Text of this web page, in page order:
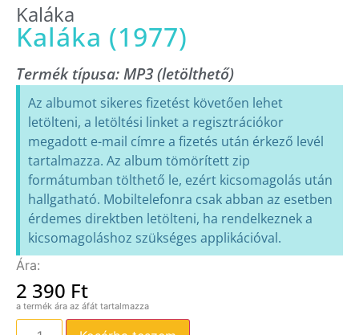
Kaláka
Kaláka (1977)
Termék típusa:MP3 (letölthető)
Az albumot sikeres fizetést követően lehet
letölteni, a letöltési linket a regisztrációkor
megadott e-mail címre a fizetés után érkező levél
tartalmazza. Az album tömörített zip
formátumban tölthető le, ezért kicsomagolás után
hallgatható. Mobiltelefonra csak abban az esetben
érdemes direktben letölteni, ha rendelkeznek a
kicsomagoláshoz szükséges applikációval.
2 390 Ft